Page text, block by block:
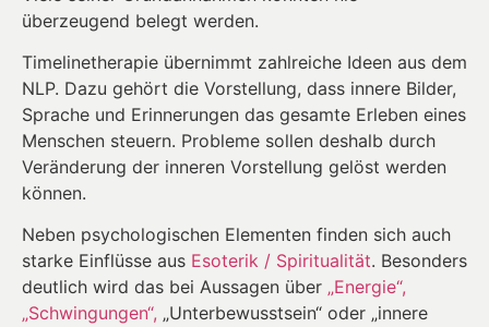
überzeugend belegt werden.
Timelinetherapie übernimmt zahlreiche Ideen aus dem
NLP. Dazu gehört die Vorstellung, dass innere Bilder,
Sprache und Erinnerungen das gesamte Erleben eines
Menschen steuern. Probleme sollen deshalb durch
Veränderung der inneren Vorstellung gelöst werden
können.
Neben psychologischen Elementen finden sich auch
starke Einflüsse aus Esoterik / Spiritualität. Besonders
deutlich wird das bei Aussagen über „Energie“,
„Schwingungen“, „Unterbewusstsein“ oder „innere